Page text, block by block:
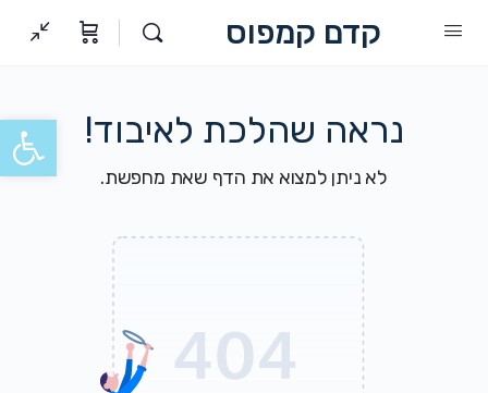
פתח
קדם קמפוס
נראה שהלכת לאיבוד!
לא ניתן למצוא את הדף שאת מחפשת.